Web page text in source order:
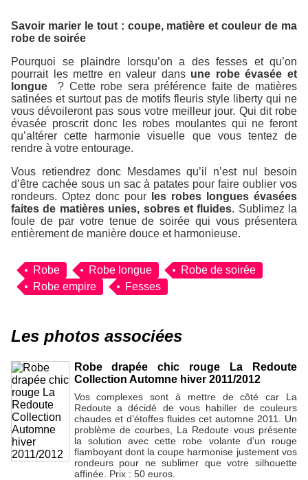
Savoir marier le tout : coupe, matière et couleur de ma
robe de soirée
Pourquoi se plaindre lorsqu’on a des fesses et qu’on
pourrait les mettre en valeur dans une robe évasée et
longue
? Cette robe sera préférence faite de matières
satinées et surtout pas de motifs fleuris style liberty qui ne
vous dévoileront pas sous votre meilleur jour. Qui dit robe
évasée proscrit donc les robes moulantes qui ne feront
qu’altérer cette harmonie visuelle que vous tentez de
rendre à votre entourage.
Vous retiendrez donc Mesdames qu’il n’est nul besoin
d’être cachée sous un sac à patates pour faire oublier vos
rondeurs. Optez donc pour
les robes longues évasées
faites de matières unies, sobres et fluides. Sublimez la
foule de par votre tenue de soirée qui vous présentera
entièrement de manière douce et harmonieuse.
Robe Robe longue
Robe de soirée
Robe empire
Fesses
Les photos associées
Robe drapée chic rouge La Redoute
Collection Automne hiver 2011/2012
Vos complexes sont à mettre de côté car La
Redoute a décidé de vous habiller de couleurs
chaudes et d’étoffes fluides cet automne 2011. Un
problème de courbes, La Redoute vous présente
la solution avec cette robe volante d’un rouge
flamboyant dont la coupe harmonise justement vos
rondeurs pour ne sublimer que votre silhouette
affinée. Prix : 50 euros.